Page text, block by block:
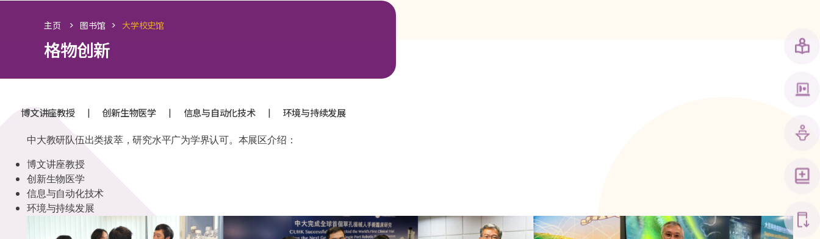
主页 > 图书馆 > 大学校史馆
格物创新
博文讲座教授 | 创新生物医学 | 信息与自动化技术 | 环境与持续发展
中大教研队伍出类拔萃，研究水平广为学界认可。本展区介绍：
博文讲座教授
创新生物医学
信息与自动化技术
环境与持续发展